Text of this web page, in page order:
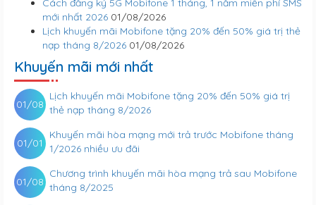
Cách đăng ký 5G Mobifone 1 tháng, 1 năm miễn phí SMS
mới nhất 2026 01/08/2026
Lịch khuyến mãi Mobifone tặng 20% đến 50% giá trị thẻ
nạp tháng 8/2026 01/08/2026
Khuyến mãi mới nhất
Lịch khuyến mãi Mobifone tặng 20% đến 50% giá trị
thẻ nạp tháng 8/2026
01/08
Khuyến mãi hòa mạng mới trả trước Mobifone tháng
1/2026 nhiều ưu đãi
01/01
Chương trình khuyến mãi hòa mạng trả sau Mobifone
tháng 8/2025
01/08